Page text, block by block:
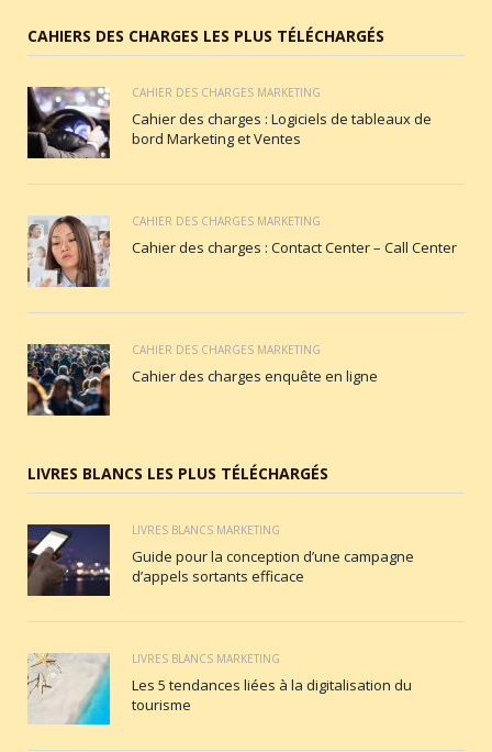
CAHIERS DES CHARGES LES PLUS TÉLÉCHARGÉS
CAHIER DES CHARGES MARKETING
Cahier des charges : Logiciels de tableaux de
bord Marketing et Ventes
CAHIER DES CHARGES MARKETING
Cahier des charges : Contact Center – Call Center
CAHIER DES CHARGES MARKETING
Cahier des charges enquête en ligne
LIVRES BLANCS LES PLUS TÉLÉCHARGÉS
LIVRES BLANCS MARKETING
Guide pour la conception d’une campagne
d’appels sortants efficace
LIVRES BLANCS MARKETING
Les 5 tendances liées à la digitalisation du
tourisme